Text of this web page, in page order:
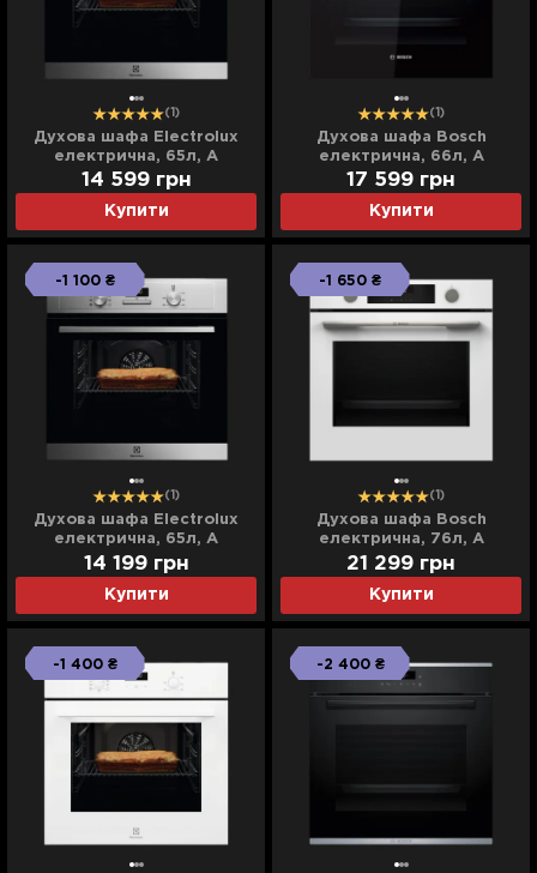
(1)
Духова шафа Electrolux
електрична, 65л, A
(EOF3H40BX) (Stainless
Steel)
Купити
14 599 грн
(1)
Духова шафа Bosch
електрична, 66л, A
(HBF512BB1T) (Black)
Купити
17 599 грн
-1 100 ₴
(1)
Духова шафа Electrolux
електрична, 65л, A
(EOF3H00BX) (Stainless
Steel)
Купити
14 199 грн
-1 650 ₴
(1)
Духова шафа Bosch
електрична, 76л, A
(HUA736EV0T) (White)
Купити
21 299 грн
-1 400 ₴ -2 400 ₴